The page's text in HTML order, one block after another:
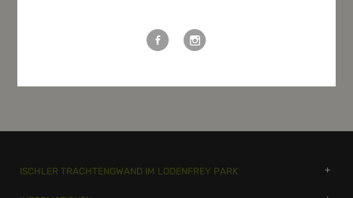
ISCHLER TRACHTENGWAND IM LODENFREY PARK